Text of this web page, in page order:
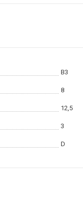
B3
8
12,5
3
D